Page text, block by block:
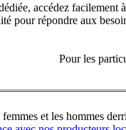
accédez facilement
pour répondre aux
Pour les
et les hommes